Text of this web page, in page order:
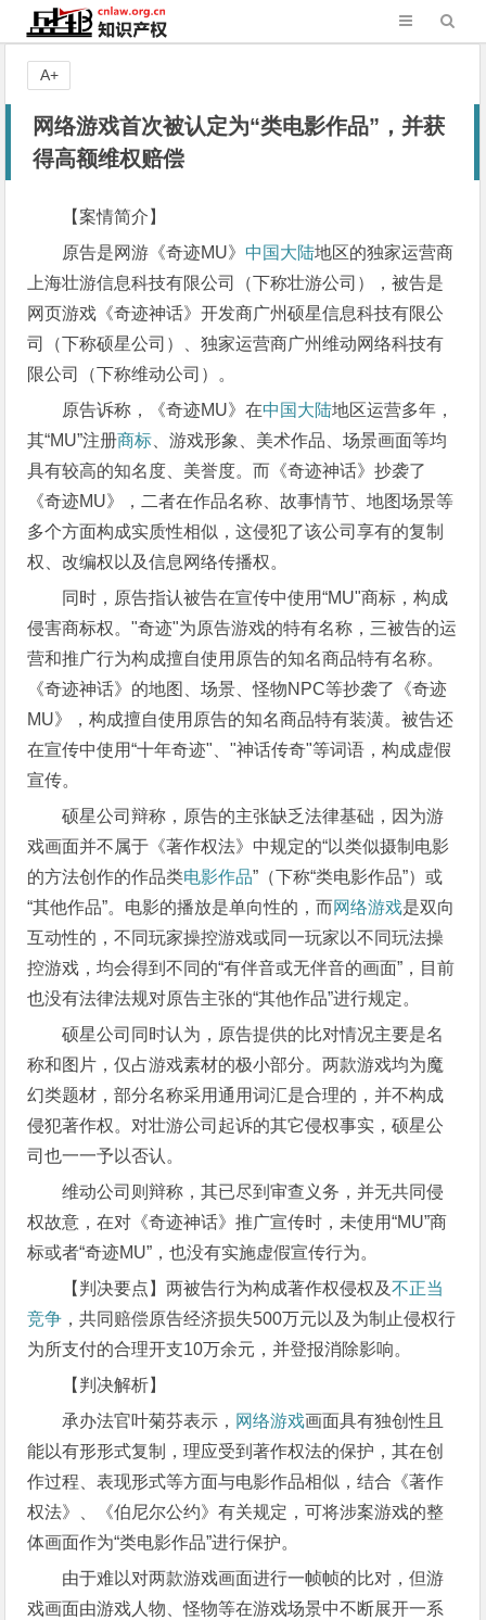
网络游戏首次被认定为“类电影作品”，并获
得高额维权赔偿
【案情简介】
原告是网游《奇迹MU》 中国大陆地区的独家运营商
上海壮游信息科技有限公司（下称壮游公司），被告是
网页游戏《奇迹神话》开发商广州硕星信息科技有限公
司（下称硕星公司）、独家运营商广州维动网络科技有
限公司（下称维动公司）。
原告诉称，《奇迹MU》在中国大陆地区运营多年，
其“MU”注册商标 、游戏形象、美术作品、场景画面等均
具有较高的知名度、美誉度。而《奇迹神话》抄袭了
《奇迹MU》，二者在作品名称、故事情节、地图场景等
多个方面构成实质性相似，这侵犯了该公司享有的复制
权、改编权以及信息网络传播权。
同时，原告指认被告在宣传中使用“MU"商标，构成
侵害商标权。"奇迹"为原告游戏的特有名称，三被告的运
营和推广行为构成擅自使用原告的知名商品特有名称。
《奇迹神话》的地图、场景、怪物NPC等抄袭了《奇迹
MU》，构成擅自使用原告的知名商品特有装潢。被告还
在宣传中使用“十年奇迹"、"神话传奇"等词语，构成虚假
宣传。
硕星公司辩称，原告的主张缺乏法律基础，因为游
戏画面并不属于《著作权法》中规定的“以类似摄制电影
的方法创作的作品类电影作品”（下称“类电影作品”）或
“其他作品”。电影的播放是单向性的，而网络游戏是双向
互动性的，不同玩家操控游戏或同一玩家以不同玩法操
控游戏，均会得到不同的“有伴音或无伴音的画面”，目前
也没有法律法规对原告主张的“其他作品”进行规定。
硕星公司同时认为，原告提供的比对情况主要是名
称和图片，仅占游戏素材的极小部分。两款游戏均为魔
幻类题材，部分名称采用通用词汇是合理的，并不构成
侵犯著作权。对壮游公司起诉的其它侵权事实，硕星公
司也一一予以否认。
维动公司则辩称，其已尽到审查义务，并无共同侵
权故意，在对《奇迹神话》推广宣传时，未使用“MU”商
标或者“奇迹MU”，也没有实施虚假宣传行为。
【判决要点】两被告行为构成著作权侵权及不正当
竞争 ，共同赔偿原告经济损失500万元以及为制止侵权行
为所支付的合理开支10万余元，并登报消除影响。
【判决解析】
承办法官叶菊芬表示， 网络游戏画面具有独创性且
能以有形形式复制，理应受到著作权法的保护，其在创
作过程、表现形式等方面与电影作品相似，结合《著作
权法》、《伯尼尔公约》有关规定，可将涉案游戏的整
体画面作为“类电影作品”进行保护。
由于难以对两款游戏画面进行一帧帧的比对，但游
戏画面由游戏人物、怪物等在游戏场景中不断展开一系
A+